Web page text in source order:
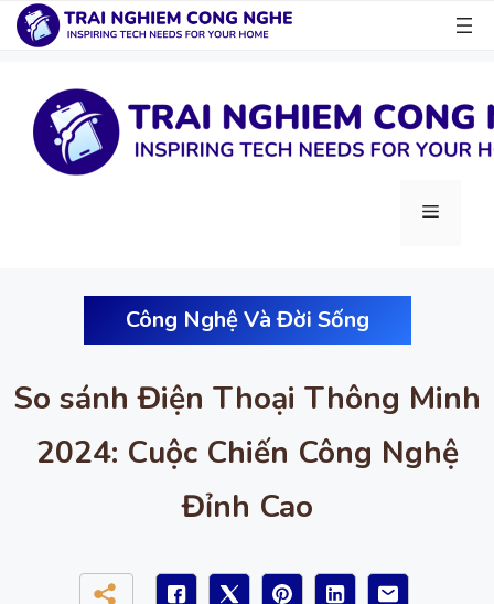
dung
Menu
Công Nghệ Và Đời Sống
So sánh Điện Thoại Thông Minh
2024: Cuộc Chiến Công Nghệ
Đỉnh Cao